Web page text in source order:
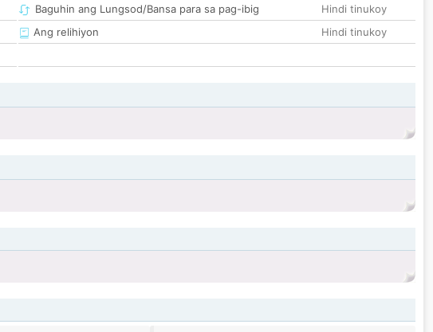
Baguhin ang Lungsod/Bansa para sa pag-ibig
Hindi tinukoy
Ang relihiyon
Hindi tinukoy